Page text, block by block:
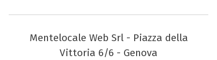
Mentelocale Web Srl - Piazza della
Vittoria 6/6 - Genova